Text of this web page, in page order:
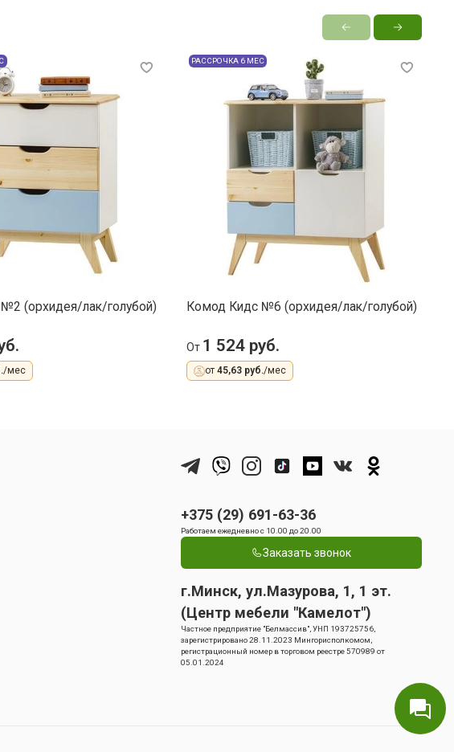
(орхидея/лак/голубой)
/мес
РАССРОЧКА 6 МЕС
Комод Кидс №6 (орхидея/лак/голубой)
От 1 524 руб.
от 45,63 руб./мес
+375 (29) 691-63-36
Работаем ежедневно с 10.00 до 20.00
Заказать звонок
г.Минск, ул.Мазурова, 1, 1 эт.
(Центр мебели "Камелот")
Частное предприятие "Белмассив", УНП 193725756,
зарегистрировано 28.11.2023 Мингорисполкомом,
регистрационный номер в торговом реестре 570989 от
05.01.2024